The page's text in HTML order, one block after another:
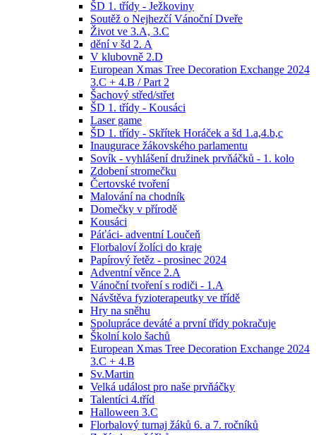
ŠD 1. třídy - Ježkoviny
Soutěž o Nejhezčí Vánoční Dveře
Život ve 3.A, 3.C
dění v šd 2. A
V klubovně 2.D
European Xmas Tree Decoration Exchange 2024
3.C + 4.B / Part 2
Šachový střed/střet
ŠD 1. třídy - Kousáci
Laser game
ŠD 1. třídy - Skřítek Horáček a šd 1.a,4.b,c
Inaugurace žákovského parlamentu
Sovík - vyhlášení družinek prvňáčků - 1. kolo
Zdobení stromečku
Čertovské tvoření
Malování na chodník
Domečky v přírodě
Kousáci
Páťáci- adventní Loučeň
Florbaloví žolíci do kraje
Papírový řetěz - prosinec 2024
Adventní věnce 2.A
Vánoční tvoření s rodiči - 1.A
Návštěva fyzioterapeutky ve třídě
Hry na sněhu
Spolupráce deváté a první třídy pokračuje
Školní kolo šachů
European Xmas Tree Decoration Exchange 2024
3.C + 4.B
Sv.Martin
Velká událost pro naše prvňáčky
Talentíci 4.tříd
Halloween 3.C
Florbalový turnaj žáků 6. a 7. ročníků